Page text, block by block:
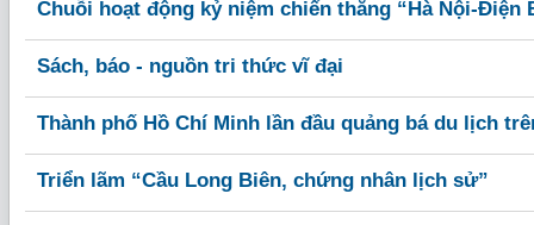
Chuỗi hoạt động kỷ niệm chiến thắng “Hà Nội-Điện
Sách, báo - nguồn tri thức vĩ đại
Thành phố Hồ Chí Minh lần đầu quảng bá du lịch
Triển lãm “Cầu Long Biên, chứng nhân lịch sử”